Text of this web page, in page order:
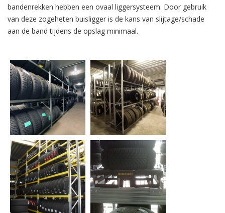
bandenrekken hebben een ovaal liggersysteem. Door gebruik
van deze zogeheten buisligger is de kans van slijtage/schade
aan de band tijdens de opslag minimaal.